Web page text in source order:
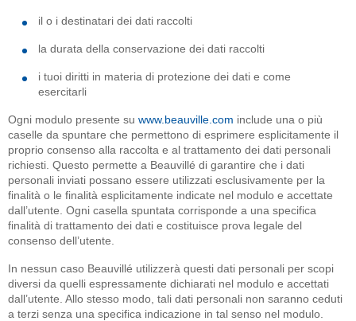
il o i destinatari dei dati raccolti
la durata della conservazione dei dati raccolti
i tuoi diritti in materia di protezione dei dati e come
esercitarli
Ogni modulo presente su www.beauville.com include una o più
caselle da spuntare che permettono di esprimere esplicitamente il
proprio consenso alla raccolta e al trattamento dei dati personali
richiesti. Questo permette a Beauvillé di garantire che i dati
personali inviati possano essere utilizzati esclusivamente per la
finalità o le finalità esplicitamente indicate nel modulo e accettate
dall’utente. Ogni casella spuntata corrisponde a una specifica
finalità di trattamento dei dati e costituisce prova legale del
consenso dell’utente.
In nessun caso Beauvillé utilizzerà questi dati personali per scopi
diversi da quelli espressamente dichiarati nel modulo e accettati
dall’utente. Allo stesso modo, tali dati personali non saranno ceduti
a terzi senza una specifica indicazione in tal senso nel modulo.